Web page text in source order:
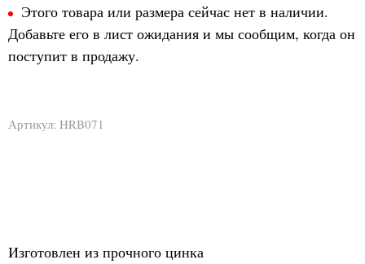
Этого товара или размера сейчас нет в наличии.
Добавьте его в лист ожидания и мы сообщим, когда он
поступит в продажу.
Артикул: HRB071
Изготовлен из прочного цинка